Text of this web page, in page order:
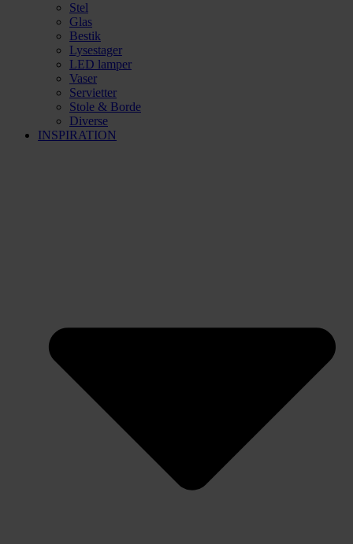
Stel
Glas
Bestik
Lysestager
LED lamper
Vaser
Servietter
Stole & Borde
Diverse
INSPIRATION